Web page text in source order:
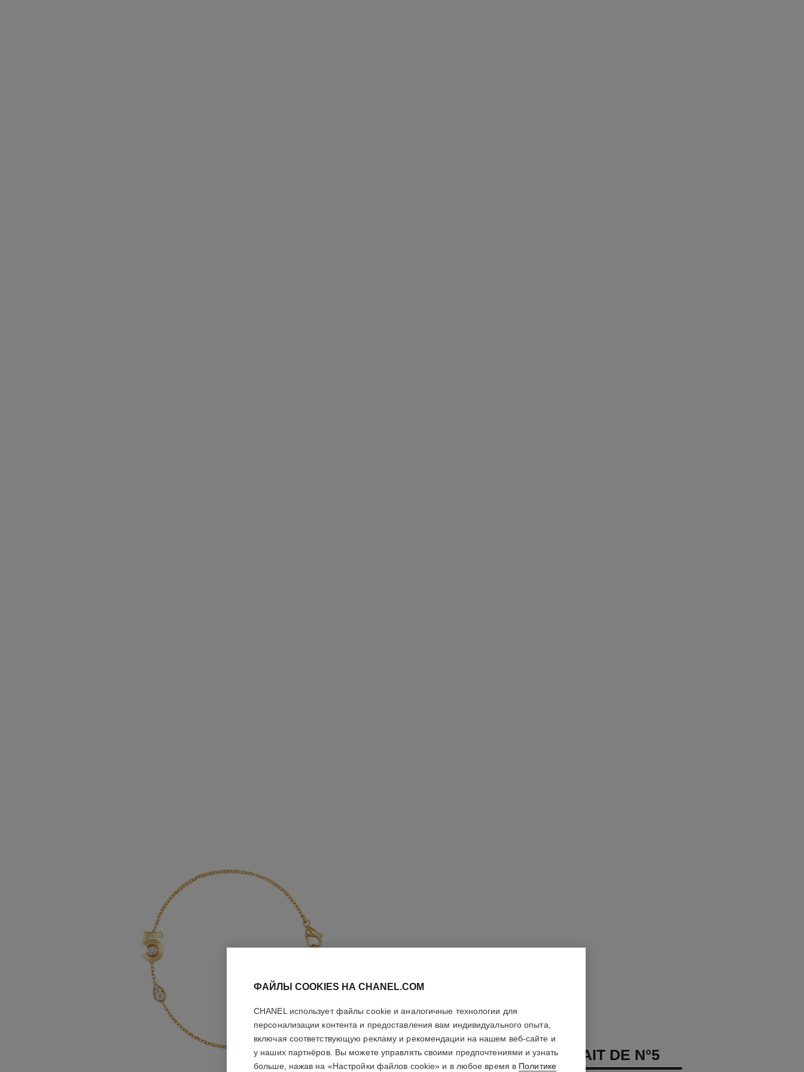
БРАСЛЕТ EXTRAIT DE N°5
ФАЙЛЫ COOKIES НА CHANEL.COM
CHANEL использует файлы cookie и аналогичные технологии для
персонализации контента и предоставления вам индивидуального опыта,
включая соответствующую рекламу и рекомендации на нашем веб-сайте и
у наших партнёров. Вы можете управлять своими предпочтениями и узнать
больше, нажав на «Настройки файлов cookie» и в любое время в Политике